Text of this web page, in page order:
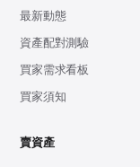
最新動態
資產配對測驗
買家需求看板
買家須知
賣資產